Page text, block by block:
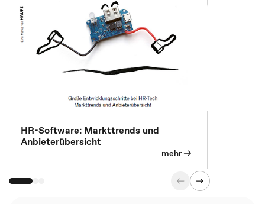
HR-Software: Markttrends und
Anbieterübersicht
mehr